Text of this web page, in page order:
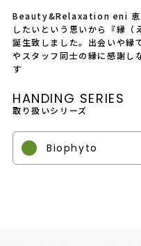
Beauty&Relaxation eni 恵
したいという思いから『縁（
誕生致しました。出会いや縁
やスタッフ同士の縁に感謝し
す
HANDING SERIES
取り扱いシリーズ
Biophyto